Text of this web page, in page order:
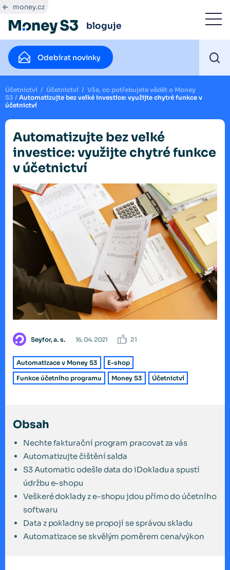
money.cz
bloguje
Odebírat novinky
Účetnictví / Účetnictví / Vše, co potřebujete vědět o Money
S3 / Automatizujte bez velké investice: využijte chytré funkce v
účetnictví
Automatizujte bez velké
investice: využijte chytré funkce
v účetnictví
Seyfor, a. s. 16. 04. 2021 21
Automatizace v Money S3
E-shop
Funkce účetního programu
Money S3 Účetnictví
Obsah
Nechte fakturační program pracovat za vás
Automatizujte čištění salda
S3 Automatic odešle data do iDokladu a spustí
údržbu e-shopu
Veškeré doklady z e-shopu jdou přímo do účetního
softwaru
Data z pokladny se propojí se správou skladu
Automatizace se skvělým poměrem cena/výkon